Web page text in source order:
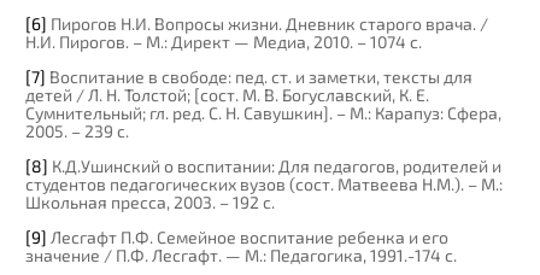
[6] Пирогов Н.И. Вопросы жизни. Дневник старого врача. /
Н.И. Пирогов. – М.: Директ — Медиа, 2010. – 1074 с.
[7] Воспитание в свободе: пед. ст. и заметки, тексты для
детей / Л. Н. Толстой; [сост. М. В. Богуславский, К. Е.
Сумнительный; гл. ред. С. Н. Савушкин]. – М.: Карапуз: Сфера,
2005. – 239 с.
[8] К.Д.Ушинский о воспитании: Для педагогов, родителей и
студентов педагогических вузов (сост. Матвеева Н.М.). – М.:
Школьная пресса, 2003. – 192 с.
[9] Лесгафт П.Ф. Семейное воспитание ребенка и его
значение / П.Ф. Лесгафт. — М.: Педагогика, 1991.-174 с.